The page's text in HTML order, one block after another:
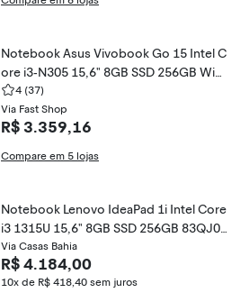
Notebook Asus Vivobook Go 15 Intel C
ore i3-N305 15,6" 8GB SSD 256GB Win
dows 11 E1504GA-NJ434W
4 (37)
Via Fast Shop
R$ 3.359,16
Compare em 5 lojas
Notebook Lenovo IdeaPad 1i Intel Core
i3 1315U 15,6" 8GB SSD 256GB 83QJ00
01BO
Via Casas Bahia
R$ 4.184,00
10x de R$ 418,40 sem juros